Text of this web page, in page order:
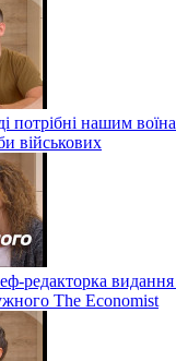
потрібні нашим
військових
редакторка
The Economist